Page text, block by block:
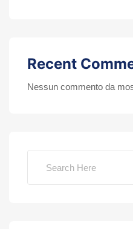
Recent
Nessun commento da